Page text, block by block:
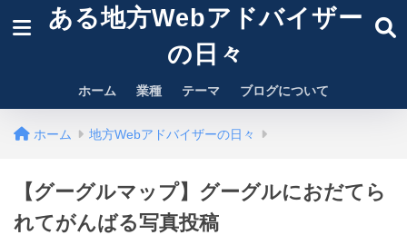
ある地方Webアドバイザー
の日々
ホーム 業種 テーマ ブログについて
ホーム 地方Webアドバイザーの日々
【グーグルマップ】グーグルにおだてら
れてがんばる写真投稿